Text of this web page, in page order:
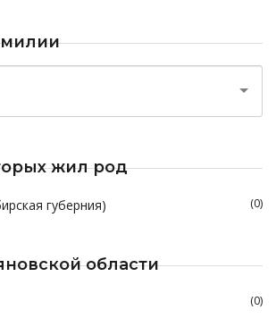
жил род
губерния) (0)
области
(0)